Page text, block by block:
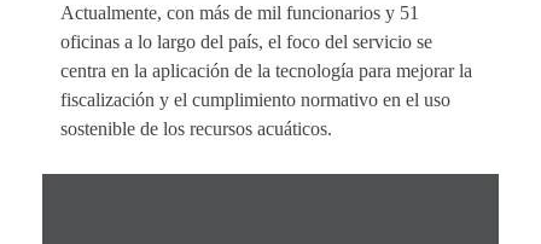
Actualmente, con más de mil funcionarios y 51
oficinas a lo largo del país, el foco del servicio se
centra en la aplicación de la tecnología para mejorar la
fiscalización y el cumplimiento normativo en el uso
sostenible de los recursos acuáticos.